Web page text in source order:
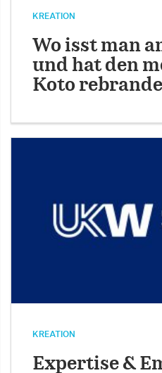
KREATION
Wo isst man
und hat den
Koto
KREATION
Expertise &